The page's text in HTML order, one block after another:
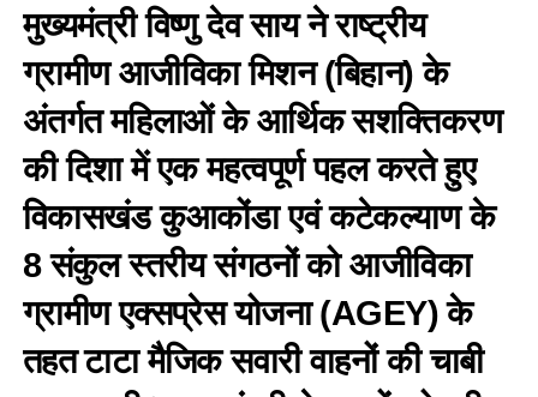
मुख्यमंत्री विष्णु देव साय ने राष्ट्रीय
ग्रामीण आजीविका मिशन (बिहान) के
अंतर्गत महिलाओं के आर्थिक सशक्तिकरण
की दिशा में एक महत्वपूर्ण पहल करते हुए
विकासखंड कुआकोंडा एवं कटेकल्याण के
8 संकुल स्तरीय संगठनों को आजीविका
ग्रामीण एक्सप्रेस योजना (AGEY) के
तहत टाटा मैजिक सवारी वाहनों की चाबी